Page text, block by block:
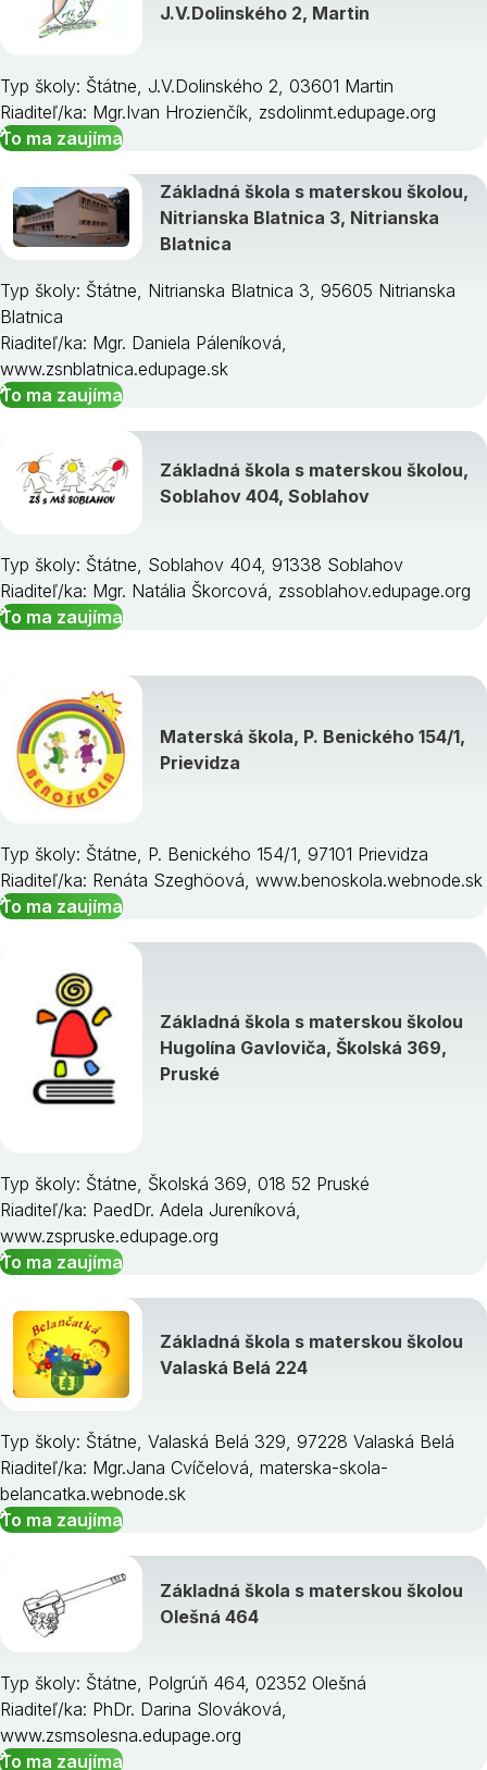
J.V.Dolinského 2, Martin
Typ školy: Štátne, J.V.Dolinského 2, 03601 Martin
Riaditeľ/ka: Mgr.Ivan Hrozienčík, zsdolinmt.edupage.org
To ma zaujíma
Základná škola s materskou školou,
Nitrianska Blatnica 3, Nitrianska
Blatnica
Typ školy: Štátne, Nitrianska Blatnica 3, 95605 Nitrianska
Blatnica
Riaditeľ/ka: Mgr. Daniela Páleníková,
www.zsnblatnica.edupage.sk
To ma zaujíma
Základná škola s materskou školou,
Soblahov 404, Soblahov
Typ školy: Štátne, Soblahov 404, 91338 Soblahov
Riaditeľ/ka: Mgr. Natália Škorcová, zssoblahov.edupage.org
To ma zaujíma
Materská škola, P. Benického 154/1,
Prievidza
Typ školy: Štátne, P. Benického 154/1, 97101 Prievidza
Riaditeľ/ka: Renáta Szeghöová, www.benoskola.webnode.sk
To ma zaujíma
Základná škola s materskou školou
Hugolína Gavloviča, Školská 369,
Pruské
Typ školy: Štátne, Školská 369, 018 52 Pruské
Riaditeľ/ka: PaedDr. Adela Jureníková,
www.zspruske.edupage.org
To ma zaujíma
Základná škola s materskou školou
Valaská Belá 224
Typ školy: Štátne, Valaská Belá 329, 97228 Valaská Belá
Riaditeľ/ka: Mgr.Jana Cvíčelová, materska-skola-
belancatka.webnode.sk
To ma zaujíma
Základná škola s materskou školou
Olešná 464
Typ školy: Štátne, Polgrúň 464, 02352 Olešná
Riaditeľ/ka: PhDr. Darina Slováková,
www.zsmsolesna.edupage.org
To ma zaujíma